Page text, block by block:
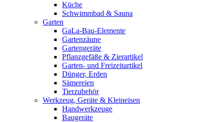
Küche
Schwimmbad & Sauna
Garten
GaLa-Bau-Elemente
Gartenzäune
Gartengeräte
Pflanzgefäße & Zierartikel
Garten- und Freizeitartikel
Dünger, Erden
Sämereien
Tierzubehör
Werkzeug, Geräte & Kleineisen
Handwerkzeuge
Baugeräte